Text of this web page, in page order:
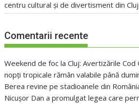
centru cultural și de divertisment din
Comentarii recente
Weekend de foc la Cluj: Avertizările Cod
nopți tropicale rămân valabile până
Berea revine pe stadioanele din
Nicușor Dan a promulgat legea care